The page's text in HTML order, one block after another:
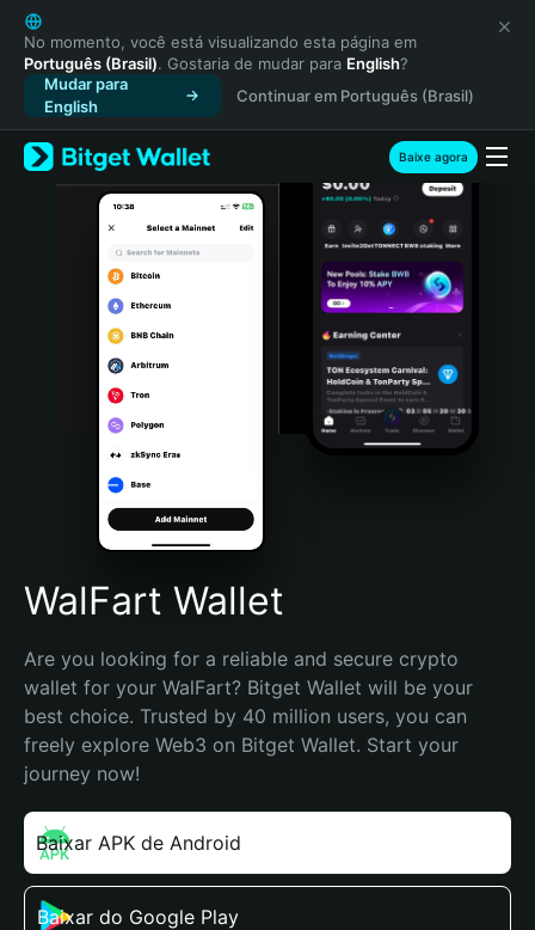
English
日本語
Tiếng Việt
Русский
Español (Latinoamérica)
Türkçe
Italiano
Português (Portugal)
Bahasa Indonesia
Português (Brasil)
Español (Argentina)
No momento, você está visualizando esta página em
Português (Brasil). Gostaria de mudar para English?
Mudar para
English
Continuar em Português (Brasil)
Baixe agora
WalFart Wallet
Are you looking for a reliable and secure crypto
wallet for your WalFart? Bitget Wallet will be your
best choice. Trusted by 40 million users, you can
freely explore Web3 on Bitget Wallet. Start your
journey now!
Baixar APK de Android
Baixar do Google Play